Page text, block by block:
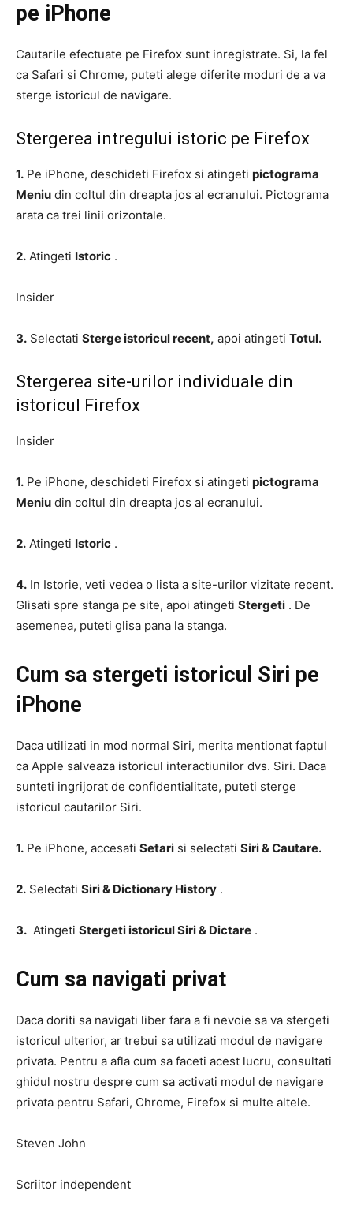
pe iPhone
Cautarile efectuate pe Firefox sunt inregistrate. Si, la fel
ca Safari si Chrome, puteti alege diferite moduri de a va
sterge istoricul de navigare.
Stergerea intregului istoric pe Firefox
1. Pe iPhone, deschideti Firefox si atingeti pictograma
Meniu din coltul din dreapta jos al ecranului. Pictograma
arata ca trei linii orizontale.
2. Atingeti Istoric .
Insider
3. Selectati Sterge istoricul recent, apoi atingeti Totul.
Stergerea site-urilor individuale din
istoricul Firefox
Insider
1. Pe iPhone, deschideti Firefox si atingeti pictograma
Meniu din coltul din dreapta jos al ecranului.
2. Atingeti Istoric .
4. In Istorie, veti vedea o lista a site-urilor vizitate recent.
Glisati spre stanga pe site, apoi atingeti Stergeti . De
asemenea, puteti glisa pana la stanga.
Cum sa stergeti istoricul Siri pe
iPhone
Daca utilizati in mod normal Siri, merita mentionat faptul
ca Apple salveaza istoricul interactiunilor dvs. Siri. Daca
sunteti ingrijorat de confidentialitate, puteti sterge
istoricul cautarilor Siri.
1. Pe iPhone, accesati Setari si selectati Siri & Cautare.
2. Selectati Siri & Dictionary History .
3. Atingeti Stergeti istoricul Siri & Dictare .
Cum sa navigati privat
Daca doriti sa navigati liber fara a fi nevoie sa va stergeti
istoricul ulterior, ar trebui sa utilizati modul de navigare
privata. Pentru a afla cum sa faceti acest lucru, consultati
ghidul nostru despre cum sa activati modul de navigare
privata pentru Safari, Chrome, Firefox si multe altele.
Steven John
Scriitor independent